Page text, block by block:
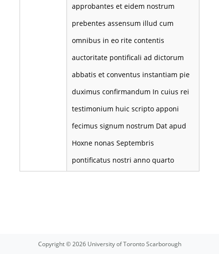
approbantes et eidem nostrum
prebentes assensum illud cum
omnibus in eo rite contentis
auctoritate pontificali ad dictorum
abbatis et conventus instantiam pie
duximus confirmandum In cuius rei
testimonium huic scripto apponi
fecimus signum nostrum Dat apud
Hoxne nonas Septembris
pontificatus nostri anno quarto
Copyright © 2026 University of Toronto Scarborough